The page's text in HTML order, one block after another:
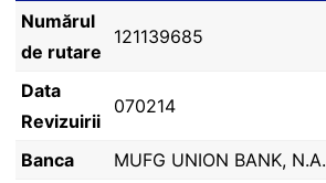
Numărul
de rutare
121139685
Data
Revizuirii
070214
Banca
MUFG UNION BANK, N.A.